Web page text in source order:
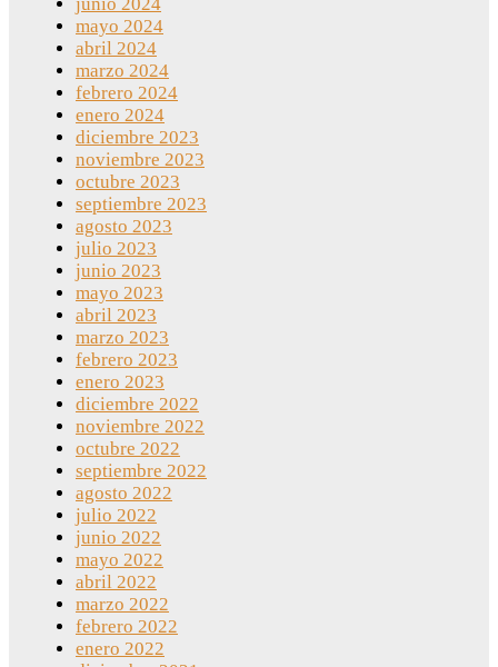
mayo 2024
abril 2024
marzo 2024
febrero 2024
enero 2024
diciembre 2023
noviembre 2023
octubre 2023
septiembre 2023
agosto 2023
julio 2023
junio 2023
mayo 2023
abril 2023
marzo 2023
febrero 2023
enero 2023
diciembre 2022
noviembre 2022
octubre 2022
septiembre 2022
agosto 2022
julio 2022
junio 2022
mayo 2022
abril 2022
marzo 2022
febrero 2022
enero 2022